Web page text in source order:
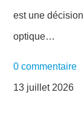
est une
optique…
0 commentaire
13 juillet 2026